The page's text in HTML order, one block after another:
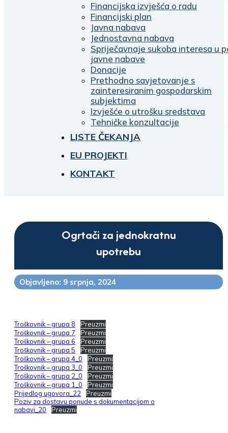
Financijska izvješća o radu
Financijski plan
Javna nabava
Jednostavna nabava
Spriječavnaje sukoba interesa u
javne nabave
Donacije
Prethodno savjetovanje s
zainteresiranim gospodarskim
subjektima
Izvješće o utrošku sredstava
Tehničke konzultacije
LISTE ČEKANJA
EU PROJEKTI
KONTAKT
Ogrtači za jednokratnu
upotrebu
Objavljeno: 9 srpnja, 2024
Troškovnik – grupa 8
Preuzmi
Troškovnik – grupa 7
Preuzmi
Troškovnik – grupa 6
Preuzmi
Troškovnik – grupa 5
Preuzmi
Troškovnik – grupa 4_0
Preuzmi
Troškovnik – grupa 3_0
Preuzmi
Troškovnik – grupa 2_0
Preuzmi
Troškovnik – grupa 1_0
Preuzmi
Prijedlog ugovora_22
Preuzmi
Poziv za dostavu ponude s dokumentacijom o
nabavi_20
Preuzmi